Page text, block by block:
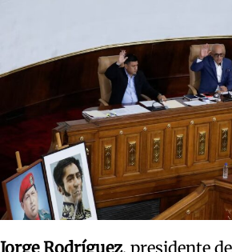
Jorge Rodríguez, presidente